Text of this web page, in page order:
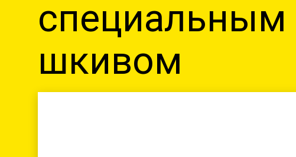
специальным
шкивом